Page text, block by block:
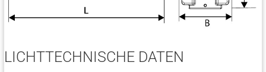
LICHTTECHNISCHE DATEN